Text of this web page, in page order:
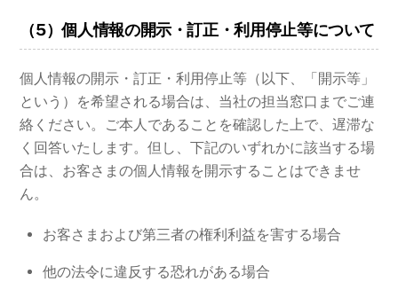
（5）個人情報の開示・訂正・利用停止等について
個人情報の開示・訂正・利用停止等（以下、「開示等」
という）を希望される場合は、当社の担当窓口までご連
絡ください。ご本人であることを確認した上で、遅滞な
く回答いたします。但し、下記のいずれかに該当する場
合は、お客さまの個人情報を開示することはできませ
ん。
お客さまおよび第三者の権利利益を害する場合
他の法令に違反する恐れがある場合